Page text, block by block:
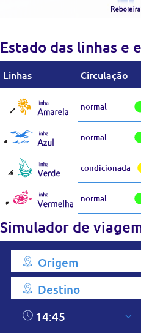
Estado das linhas e
Linhas Circulação
normal
normal
condicionada
normal
Simulador de
Origem
Destino
14:45